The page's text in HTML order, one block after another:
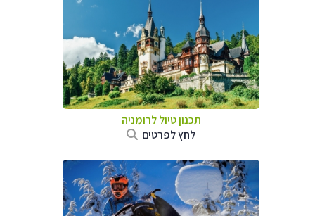
תכנון טיול לרומניה
לחץ לפרטים